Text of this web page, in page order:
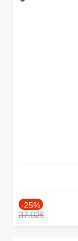
-25%
37.02€